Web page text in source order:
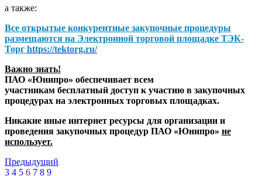
а также:
Все открытые конкурентные закупочные процедуры
размещаются на Электронной торговой площадке ТЭК-
Торг https://tektorg.ru/
Важно знать!
ПАО «Юнипро» обеспечивает всем
участникам бесплатный доступ к участию в закупочных
процедурах на электронных торговых площадках.
Никакие иные интернет ресурсы для организации и
проведения закупочных процедур ПАО «Юнипро» не
использует.
Предыдущий
3 4 5 6 7 8 9